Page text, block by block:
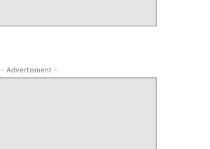
- Advertisment -